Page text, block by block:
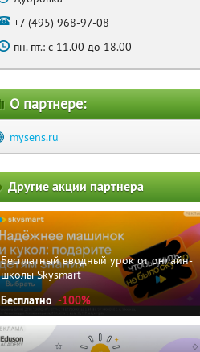
+7 (495) 968-97-08
пн.-пт.: с 11.00 до 18.00
О партнере:
mysens.ru
Другие акции партнера
Бесплатный вводный урок от онлайн-
школы Skysmart
Бесплатно -100%